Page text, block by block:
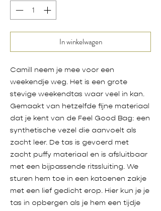
In winkelwagen
Camill neem je mee voor een
weekendje weg. Het is een grote
stevige weekendtas waar veel in kan.
Gemaakt van hetzelfde fijne materiaal
dat je kent van de Feel Good Bag: een
synthetische vezel die aanvoelt als
zacht leer. De tas is gevoerd met
zacht puffy materiaal en is afsluitbaar
met een bijpassende ritssluiting. We
sturen hem toe in een katoenen zakje
met een lief gedicht erop. Hier kun je je
tas in opbergen als je hem een tijdje